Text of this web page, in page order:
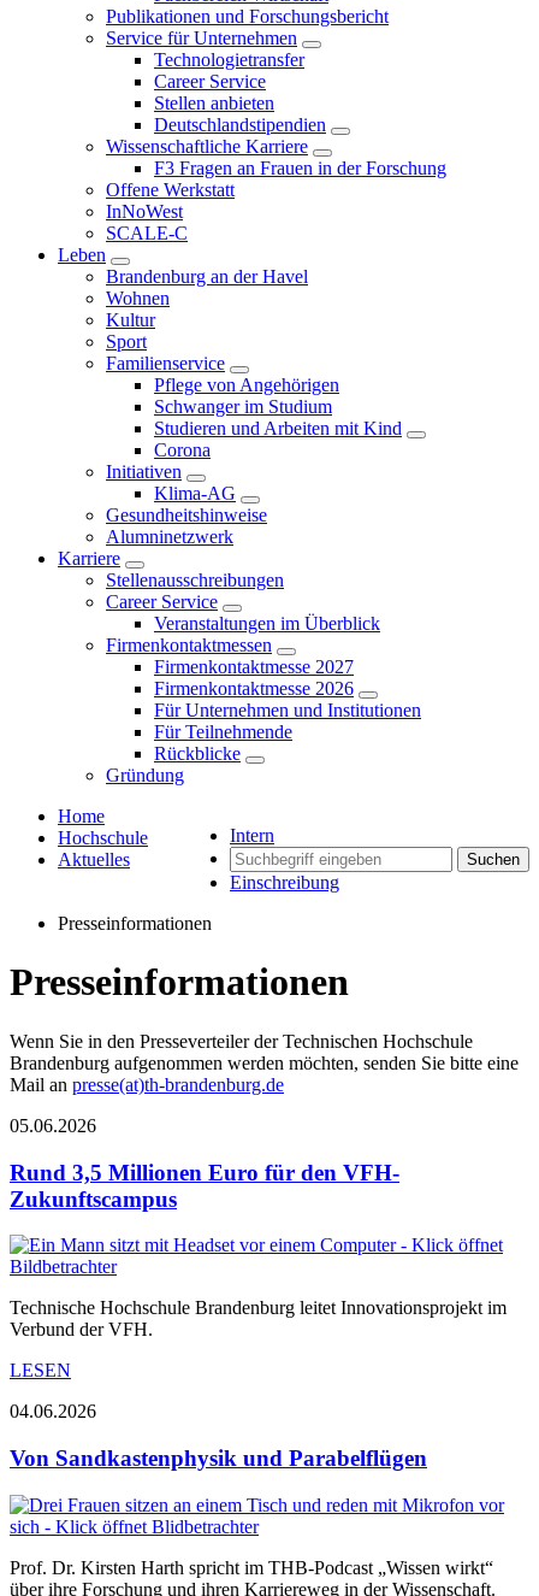
Publikationen und Forschungsbericht
Service für Unternehmen
Technologietransfer
Career Service
Stellen anbieten
Deutschlandstipendien
Wissenschaftliche Karriere
F3 Fragen an Frauen in der Forschung
Offene Werkstatt
InNoWest
SCALE-C
Leben
Brandenburg an der Havel
Wohnen
Kultur
Sport
Familienservice
Pflege von Angehörigen
Schwanger im Studium
Studieren und Arbeiten mit Kind
Corona
Initiativen
Klima-AG
Gesundheitshinweise
Alumninetzwerk
Karriere
Stellenausschreibungen
Career Service
Veranstaltungen im Überblick
Firmenkontaktmessen
Firmenkontaktmesse 2027
Firmenkontaktmesse 2026
Für Unternehmen und Institutionen
Für Teilnehmende
Rückblicke
Gründung
Intern
Suchen
Einschreibung
Home
Hochschule
Aktuelles
Presseinformationen
Presseinformationen
Wenn Sie in den Presseverteiler der Technischen Hochschule
Brandenburg aufgenommen werden möchten, senden Sie bitte eine
Mail an presse(at)th-brandenburg.de
05.06.2026
Rund 3,5 Millionen Euro für den VFH-
Zukunftscampus
Technische Hochschule Brandenburg leitet Innovationsprojekt im
Verbund der VFH.
LESEN
04.06.2026
Von Sandkastenphysik und Parabelflügen
Prof. Dr. Kirsten Harth spricht im THB-Podcast „Wissen wirkt“
über ihre Forschung und ihren Karriereweg in der Wissenschaft.